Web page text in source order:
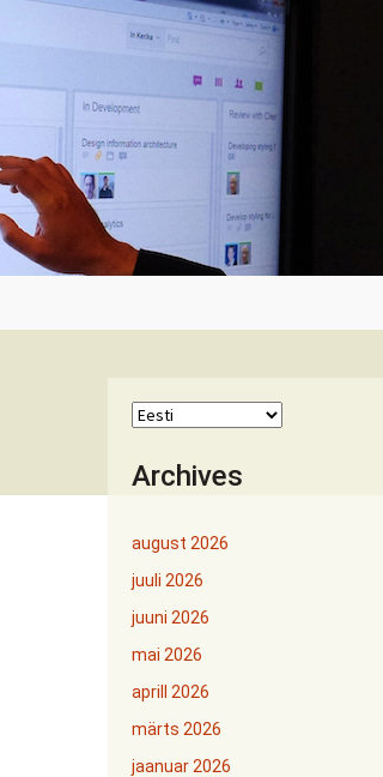
Archives
august 2026
juuli 2026
juuni 2026
mai 2026
aprill 2026
märts 2026
jaanuar 2026